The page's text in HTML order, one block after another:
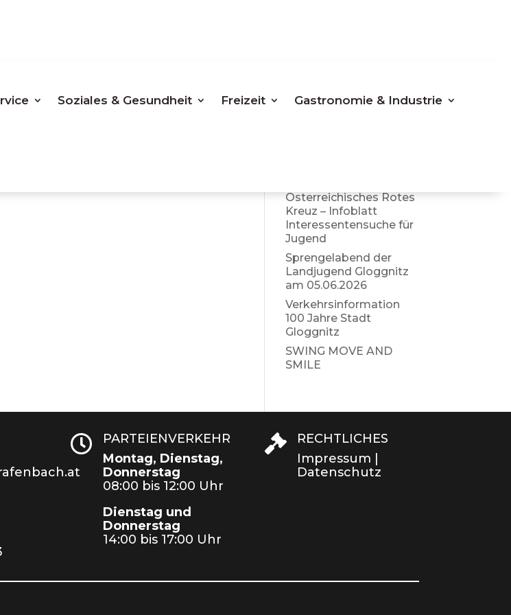
Soziales & Gesundheit Freizeit Gastronomie & Industrie
Letzte
Österreichisches Rotes
Kreuz – Infoblatt
Interessentensuche für
Jugend
Sprengelabend der
Landjugend Gloggnitz
am 05.06.2026
Verkehrsinformation
100 Jahre Stadt
Gloggnitz
SWING MOVE AND
SMILE

PARTEIENVERKEHR
Montag, Dienstag,
Donnerstag
08:00 bis 12:00 Uhr
Dienstag und
Donnerstag
14:00 bis 17:00 Uhr

RECHTLICHES
Impressum
Datenschutz